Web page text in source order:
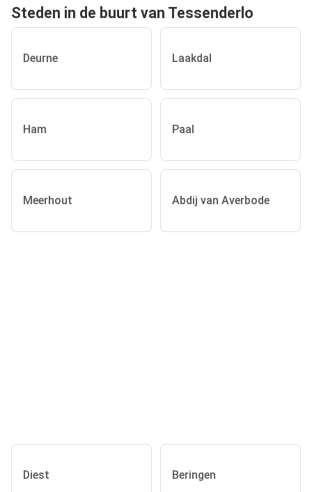
Steden in de buurt van Tessenderlo
Deurne Laakdal
Ham Paal
Meerhout Abdij van Averbode
Diest Beringen